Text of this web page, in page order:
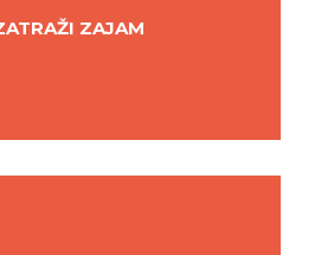
ZAJAM